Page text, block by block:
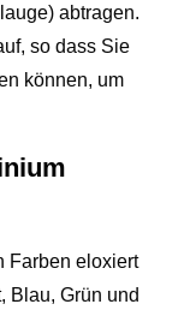
abtragen.
so dass Sie
können, um
Farben eloxiert
Blau, Grün und